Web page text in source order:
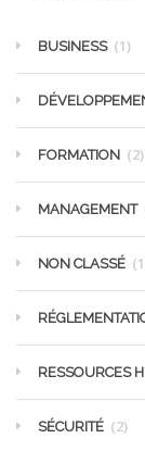
BUSINESS (1)
FORMATION (2)
MANAGEMENT
NON CLASSÉ
RESSOURCES
SÉCURITÉ (2)